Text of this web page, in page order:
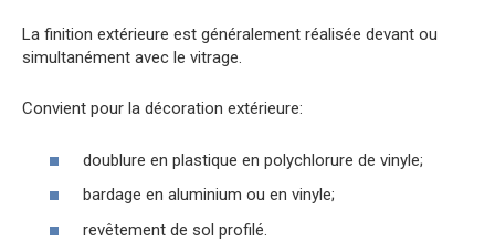
La finition extérieure est généralement réalisée devant ou
simultanément avec le vitrage.
Convient pour la décoration extérieure:
doublure en plastique en polychlorure de vinyle;
bardage en aluminium ou en vinyle;
revêtement de sol profilé.